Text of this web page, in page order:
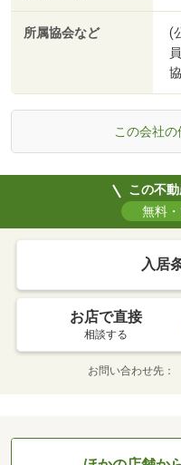
所属協会など
(
この会社の
この不
無料
入居
お店で直接
相談する
お問い合わせ先